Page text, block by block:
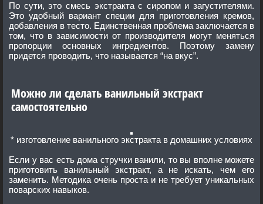
По сути, это смесь экстракта с сиропом и загустителями.
Это удобный вариант специи для приготовления кремов,
добавления в тесто. Единственная проблема заключается в
том, что в зависимости от производителя могут меняться
пропорции основных ингредиентов. Поэтому замену
придется проводить, что называется “на вкус”.
Можно ли сделать ванильный экстракт
самостоятельно
* изготовление ванильного экстракта в домашних условиях
Если у вас есть дома стручки ванили, то вы вполне можете
приготовить ванильный экстракт, а не искать, чем его
заменить. Методика очень проста и не требует уникальных
поварских навыков.